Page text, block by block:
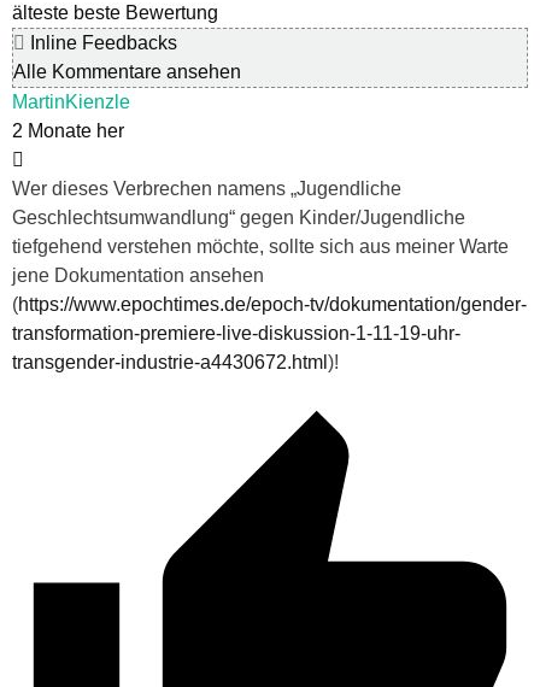
älteste beste Bewertung
Inline Feedbacks
Alle Kommentare ansehen
MartinKienzle
2 Monate her
Wer dieses Verbrechen namens „Jugendliche
Geschlechtsumwandlung“ gegen Kinder/Jugendliche
tiefgehend verstehen möchte, sollte sich aus meiner Warte
jene Dokumentation ansehen
(https://www.epochtimes.de/epoch-tv/dokumentation/gender-
transformation-premiere-live-diskussion-1-11-19-uhr-
transgender-industrie-a4430672.html )!